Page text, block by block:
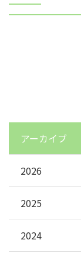
アーカイブ
2026
2025
2024